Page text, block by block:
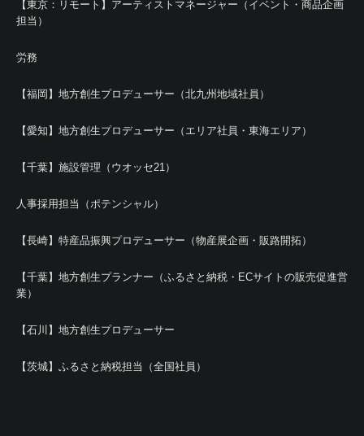
【東京：リモート】アーティストマネージャー（イベント・商品企画
担当）
労務
【福岡】地方創生プロデューサー（北九州地域社員）
【愛知】地方創生プロデューサー（エリア社員・東海エリア）
【千葉】施設管理（ウオッセ21）
人事採用担当（ポテンシャル）
【長崎】特産品振興プロデューサー（物産展企画・販路開拓）
【千葉】地方創生プランナー（ふるさと納税・ECサイトの販売促進営
業）
【石川】地方創生プロデューサー
【茨城】ふるさと納税担当（全国社員）